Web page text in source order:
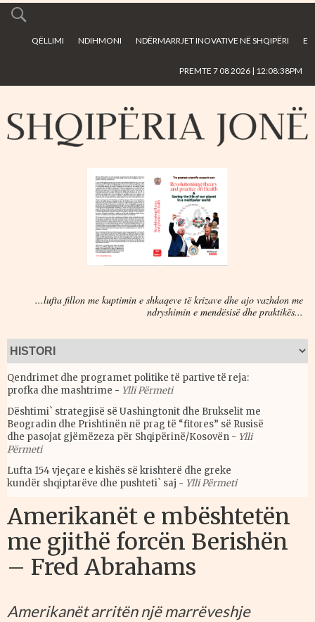
main
QËLLIMI NDIHMONI NDËRMARRJET INOVATIVE NË SHQIPËRI E
PREMTE 7 08 2026 | 12:08:38PM
...lufta fillon me kuptimin e shkaqeve të krizave dhe ajo vazhdon me
ndryshimin e mendësisë dhe praktikës...
Qendrimet dhe programet politike të partive të reja:
profka dhe mashtrime - Ylli Përmeti
Dështimi` strategjisë së Uashingtonit dhe Brukselit me
Beogradin dhe Prishtinën në prag të “fitores” së Rusisë
dhe pasojat gjëmëzeza për Shqipërinë/Kosovën - Ylli
Përmeti
Lufta 154 vjeçare e kishës së krishterë dhe greke
kundër shqiptarëve dhe pushteti` saj - Ylli Përmeti
Amerikanët e mbështetën
me gjithë forcën Berishën
– Fred Abrahams
Amerikanët arritën një marrëveshje